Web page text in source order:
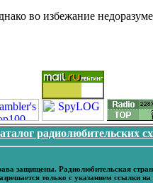
во избежание
радиолюбительских
защищены. Радиолюбительская
только с указанием ссылки